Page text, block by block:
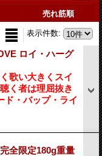
売れ筋順
表示件数:
ロイ・ハーグ
歌い大きくスイ
く者は理屈抜き
ド・バップ・ライ
全限定180g重量